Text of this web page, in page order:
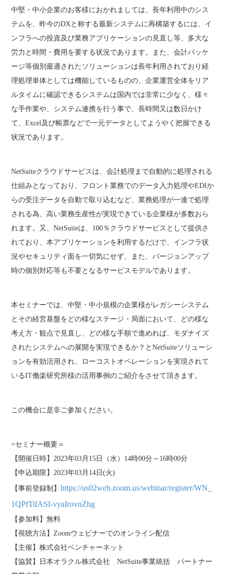
中堅・中小企業のお客様におかれましては、長年利用中のシス
テムを、昨今のDXと称する最新システムに再構築するには、イ
ンフラへの投資及び業務アプリケーションの見直し等、多大な
労力と時間・費用を要する状況であります。また、会計パッケ
ージ等個別最適されたソリューションは長年利用されており経
理処理単体としては機能しているものの、企業運営全体をリア
ルタイムに確認できるシステムは国内では非常に少なく、様々
な手作業や、システム連携を行う事で、長時間又は数日かけ
て、Excel及び帳票などで一元データとしてようやく把握できる
状況であります。
NetSuiteクラウドサービスは、会計処理まで自動的に処理される
仕組みとなっており、フロント業務でのデータ入力処理やEDIか
らの受注データを自動で取り込むなど、業務処理が一連で処理
される為、高い業務生産性が実現できている企業様が多数おら
れます。又、NetSuiteは、100％クラウドサービスとして提供さ
れており、本アプリケーションを利用するだけで、インフラ状
況やセキュリティ面を一切気にせず、また、バージョンアップ
時の個別対応等も不要となるサービスモデルであります。
本セミナーでは、中堅・中小規模の企業様がレガシーシステム
とその経営基盤をどの様なステージ・局面において、どの様な
考え方・観点で見直し、どの様な手順で進めれば、モダナイズ
されたシステムへの展開を実現できるか？とNetSuiteソリューシ
ョンを有効活用され、ローコストオペレーションを実現されて
いるIT働楽研究所様の活用事例のご紹介をさせて頂きます。
この機会に是非ご参加ください。
=セミナー概要＝
【開催日時】2023年03月15日（水）14時00分～16時00分
【申込期限】2023年03月14日(火)
【事前登録制】 https://us02web.zoom.us/webinar/register/WN_
1QPfTiIASI-vyaIrovnZhg
【参加料】無料
【視聴方法】Zoomウェビナーでのオンライン配信
【主催】株式会社ベンチャーネット
【協賛】日本オラクル株式会社 NetSuite事業統括 パートナー